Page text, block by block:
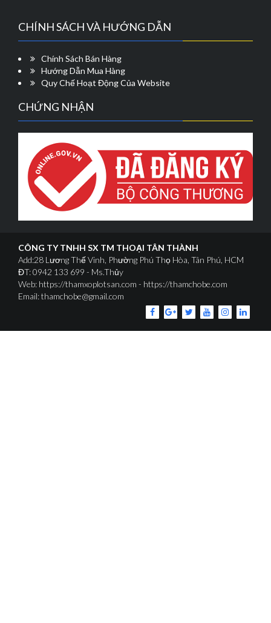
CHÍNH SÁCH VÀ HƯỚNG DẪN
Chính Sách Bán Hàng
Hướng Dẫn Mua Hàng
Quy Chế Hoạt Động Của Website
CHỨNG NHẬN
CÔNG TY TNHH SX TM THOẠI TÂN THÀNH
Add:28 Lương Thế Vinh, Phường Phú Thọ Hòa, Tân Phú, HCM
ĐT: 0942 133 699 - Ms.Thủy
Web: https://thamxoplotsan.com - https://thamchobe.com
Email: thamchobe@gmail.com